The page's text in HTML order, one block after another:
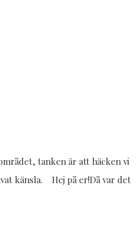
tanken är att häcken vi
känsla. Hej på er!Då var det